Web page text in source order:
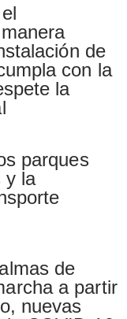
de
con la
la
parques
y la
de
a partir
nuevas